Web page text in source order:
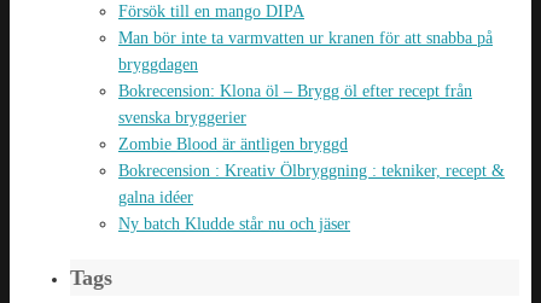
Försök till en mango DIPA
Man bör inte ta varmvatten ur kranen för att snabba på
bryggdagen
Bokrecension: Klona öl – Brygg öl efter recept från
svenska bryggerier
Zombie Blood är äntligen bryggd
Bokrecension : Kreativ Ölbryggning : tekniker, recept &
galna idéer
Ny batch Kludde står nu och jäser
Tags